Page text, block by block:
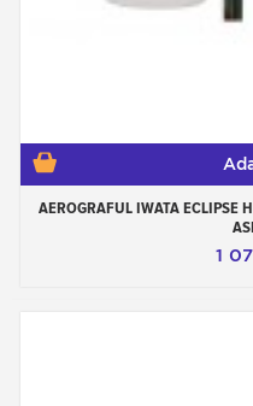
AEROGRAFUL IWATA ECLIPSE
1